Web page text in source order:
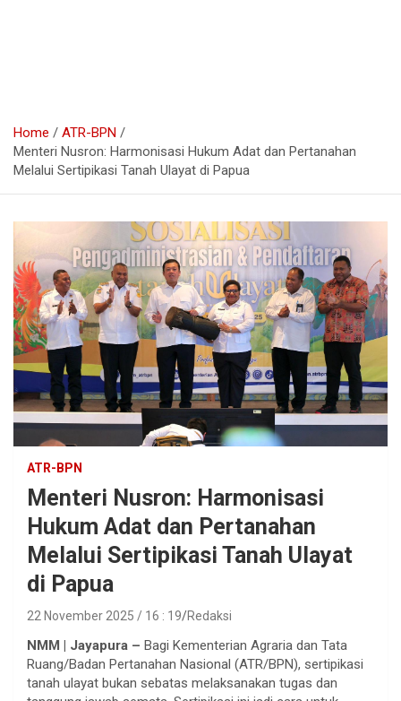
Home
ATR-BPN
Menteri Nusron: Harmonisasi Hukum Adat dan Pertanahan
Melalui Sertipikasi Tanah Ulayat di Papua
ATR-BPN
Menteri Nusron: Harmonisasi
Hukum Adat dan Pertanahan
Melalui Sertipikasi Tanah Ulayat
di Papua
22 November 2025 / 16 : 19 Redaksi
NMM | Jayapura – Bagi Kementerian Agraria dan Tata
Ruang/Badan Pertanahan Nasional (ATR/BPN), sertipikasi
tanah ulayat bukan sebatas melaksanakan tugas dan